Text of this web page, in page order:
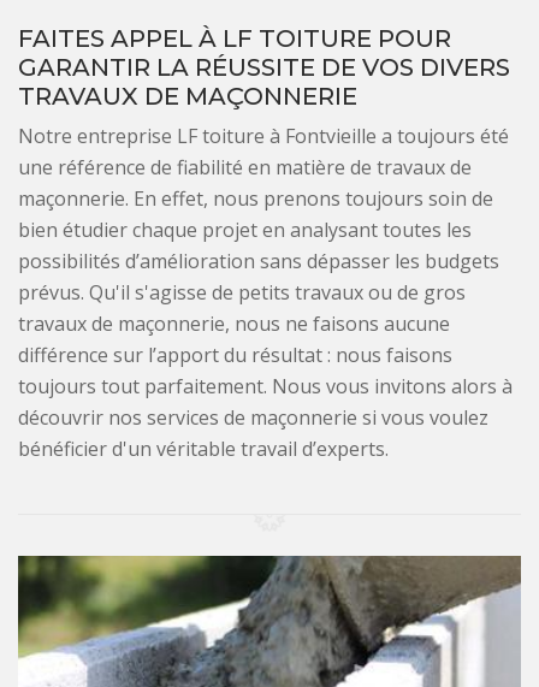
FAITES APPEL À LF TOITURE POUR
GARANTIR LA RÉUSSITE DE VOS DIVERS
TRAVAUX DE MAÇONNERIE
Notre entreprise LF toiture à Fontvieille a toujours été
une référence de fiabilité en matière de travaux de
maçonnerie. En effet, nous prenons toujours soin de
bien étudier chaque projet en analysant toutes les
possibilités d’amélioration sans dépasser les budgets
prévus. Qu'il s'agisse de petits travaux ou de gros
travaux de maçonnerie, nous ne faisons aucune
différence sur l’apport du résultat : nous faisons
toujours tout parfaitement. Nous vous invitons alors à
découvrir nos services de maçonnerie si vous voulez
bénéficier d'un véritable travail d’experts.